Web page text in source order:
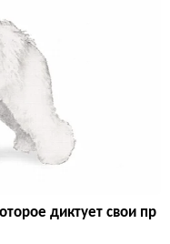
диктует свои пр